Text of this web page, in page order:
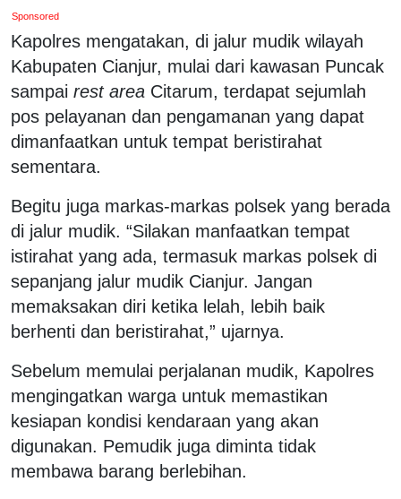
Sponsored
Kapolres mengatakan, di jalur mudik wilayah
Kabupaten Cianjur, mulai dari kawasan Puncak
sampai rest area Citarum, terdapat sejumlah
pos pelayanan dan pengamanan yang dapat
dimanfaatkan untuk tempat beristirahat
sementara.
Begitu juga markas-markas polsek yang berada
di jalur mudik. “Silakan manfaatkan tempat
istirahat yang ada, termasuk markas polsek di
sepanjang jalur mudik Cianjur. Jangan
memaksakan diri ketika lelah, lebih baik
berhenti dan beristirahat,” ujarnya.
Sebelum memulai perjalanan mudik, Kapolres
mengingatkan warga untuk memastikan
kesiapan kondisi kendaraan yang akan
digunakan. Pemudik juga diminta tidak
membawa barang berlebihan.